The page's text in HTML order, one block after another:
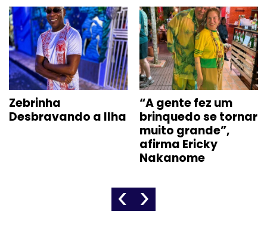
Zebrinha
Desbravando a Ilha
“A gente fez um
brinquedo se tornar
muito grande”,
afirma Ericky
Nakanome
‹ ›